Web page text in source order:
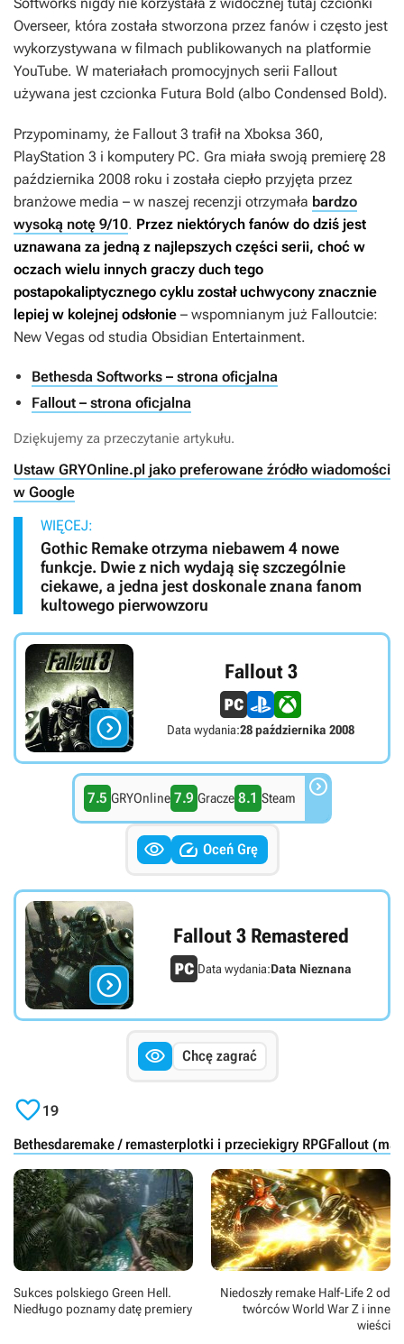
Softworks nigdy nie korzystała z widocznej tutaj czcionki
Overseer, która została stworzona przez fanów i często jest
wykorzystywana w filmach publikowanych na platformie
YouTube. W materiałach promocyjnych serii Fallout
używana jest czcionka Futura Bold (albo Condensed Bold).
Przypominamy, że Fallout 3 trafił na Xboksa 360,
PlayStation 3 i komputery PC. Gra miała swoją premierę 28
października 2008 roku i została ciepło przyjęta przez
branżowe media – w naszej recenzji otrzymała bardzo
wysoką notę 9/10. Przez niektórych fanów do dziś jest
uznawana za jedną z najlepszych części serii, choć w
oczach wielu innych graczy duch tego
postapokaliptycznego cyklu został uchwycony znacznie
lepiej w kolejnej odsłonie – wspomnianym już Falloutcie:
New Vegas od studia Obsidian Entertainment.
Bethesda Softworks – strona oficjalna
Fallout – strona oficjalna
Dziękujemy za przeczytanie artykułu.
Ustaw GRYOnline.pl jako preferowane źródło wiadomości
w Google
WIĘCEJ:
Gothic Remake otrzyma niebawem 4 nowe
funkcje. Dwie z nich wydają się szczególnie
ciekawe, a jedna jest doskonale znana fanom
kultowego pierwowzoru

Fallout 3
Data wydania:28 października 2008
7.5 GRYOnline 7.9 Gracze 8.1 Steam 
  Oceń Grę

Fallout 3 Remastered
Data wydania:Data Nieznana
 Chcę zagrać
19
Bethesdaremake / remasterplotki i przeciekigry RPGFallout
Sukces polskiego Green Hell.
Niedługo poznamy datę premiery
Niedoszły remake Half-Life 2 od
twórców World War Z i inne
wieści